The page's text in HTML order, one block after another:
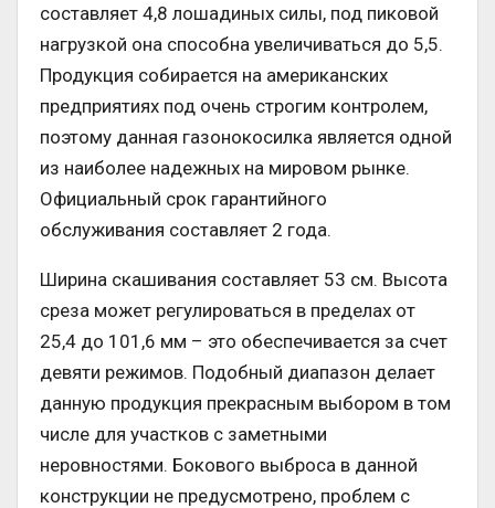
составляет 4,8 лошадиных силы, под пиковой
нагрузкой она способна увеличиваться до 5,5.
Продукция собирается на американских
предприятиях под очень строгим контролем,
поэтому данная газонокосилка является одной
из наиболее надежных на мировом рынке.
Официальный срок гарантийного
обслуживания составляет 2 года.
Ширина скашивания составляет 53 см. Высота
среза может регулироваться в пределах от
25,4 до 101,6 мм – это обеспечивается за счет
девяти режимов. Подобный диапазон делает
данную продукция прекрасным выбором в том
числе для участков с заметными
неровностями. Бокового выброса в данной
конструкции не предусмотрено, проблем с